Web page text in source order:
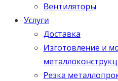
Вентиляторы
Услуги
Доставка
Изготовление и
Резка